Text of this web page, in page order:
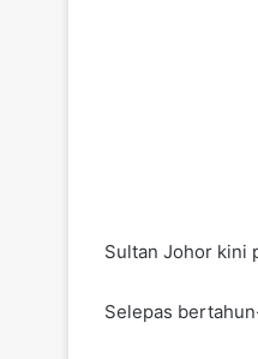
Sultan Johor kini
Selepas